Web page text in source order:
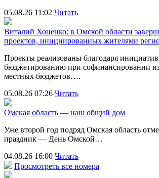
05.08.26 11:02 Читать
Виталий Хоценко: в Омской области
проектов, инициированных жителями
Проекты реализованы благодаря
бюджетированию при софинансировании
местных бюджетов….
05.08.26 07:26 Читать
Омская область — наш общий дом
Уже второй год подряд Омская область
праздник — День Омской…
04.08.26 16:00 Читать
Просмотреть все номера